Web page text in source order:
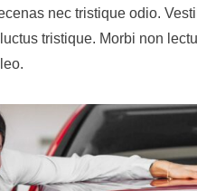
nec tristique odio.
tristique. Morbi non